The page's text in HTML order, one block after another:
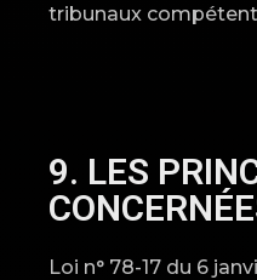
tribunaux
9. LES
Loi n° 78-17 du 6